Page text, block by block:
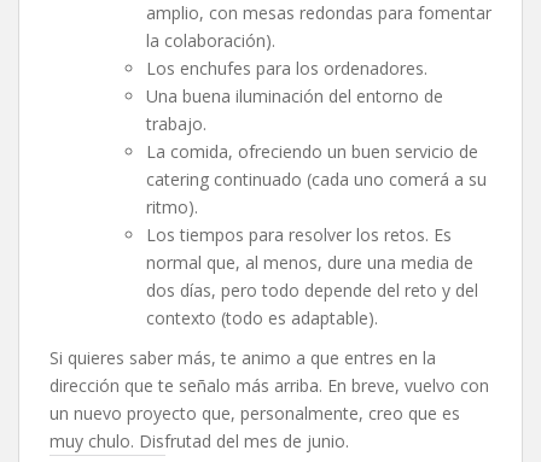
amplio, con mesas redondas para fomentar
la colaboración).
Los enchufes para los ordenadores.
Una buena iluminación del entorno de
trabajo.
La comida, ofreciendo un buen servicio de
catering continuado (cada uno comerá a su
ritmo).
Los tiempos para resolver los retos. Es
normal que, al menos, dure una media de
dos días, pero todo depende del reto y del
contexto (todo es adaptable).
Si quieres saber más, te animo a que entres en la
dirección que te señalo más arriba. En breve, vuelvo con
un nuevo proyecto que, personalmente, creo que es
muy chulo. Disfrutad del mes de junio.